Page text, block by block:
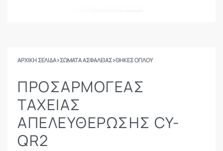
ΑΡΧΙΚΉ ΣΕΛΊΔΑ›ΣΩΜΑΤΑ ΑΣΦΑΛΕΙΑΣ›ΘΉΚΕΣ ΌΠΛΟΥ
ΠΡΟΣΑΡΜΟΓΈΑΣ
ΤΑΧΕΊΑΣ
ΑΠΕΛΕΥΘΈΡΩΣΗΣ CY-
QR2